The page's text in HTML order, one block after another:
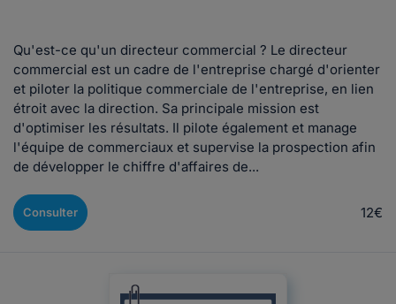
Qu'est-ce qu'un directeur commercial ? Le directeur
commercial est un cadre de l'entreprise chargé d'orienter
et piloter la politique commerciale de l'entreprise, en lien
étroit avec la direction. Sa principale mission est
d'optimiser les résultats. Il pilote également et manage
l'équipe de commerciaux et supervise la prospection afin
de développer le chiffre d'affaires de...
Consulter 12€